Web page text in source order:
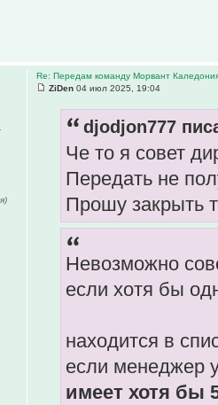
Re: Передам команду Морвант
ZiDen 04 июл 2025, 19:04
djodjon777
Че то я совет
Передать не
Прошу закрыть
Невозможно
если хотя бы
находится в
если менеджер
имеет хотя бы